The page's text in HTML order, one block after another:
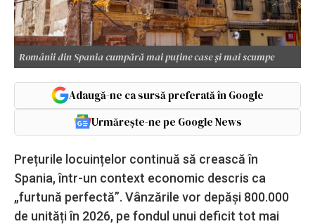
Românii din Spania cumpără mai puține case și mai scumpe
Adaugă-ne ca sursă preferată în Google
Urmărește-ne pe Google News
Prețurile locuințelor continuă să crească în
Spania, într-un context economic descris ca
„furtună perfectă”. Vânzările vor depăși 800.000
de unități în 2026, pe fondul unui deficit tot mai